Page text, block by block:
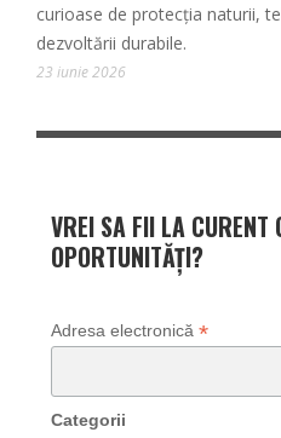
curioase de protecția naturii,
dezvoltării durabile.
23 iunie 2026
VREI SA FII LA CURENT
OPORTUNITĂȚI?
Adresa electronică *
Categorii